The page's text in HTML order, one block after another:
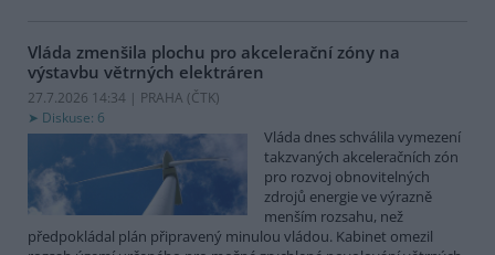
Vláda zmenšila plochu pro akcelerační zóny na
výstavbu větrných elektráren
27.7.2026 14:34 | PRAHA (ČTK)
Diskuse: 6
Vláda dnes schválila vymezení
takzvaných akceleračních zón
pro rozvoj obnovitelných
zdrojů energie ve výrazně
menším rozsahu, než
předpokládal plán připravený minulou vládou. Kabinet omezil